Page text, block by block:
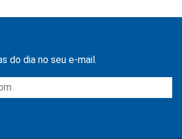
do dia no seu e-mail.